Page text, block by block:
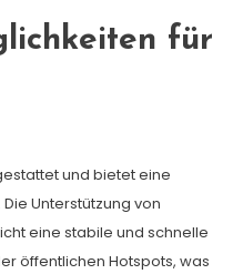
für
und bietet eine
Unterstützung von
eine stabile und schnelle
öffentlichen Hotspots, was